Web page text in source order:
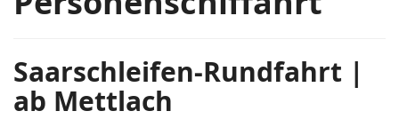
Saarschleifen-Rundfahrt |
ab Mettlach